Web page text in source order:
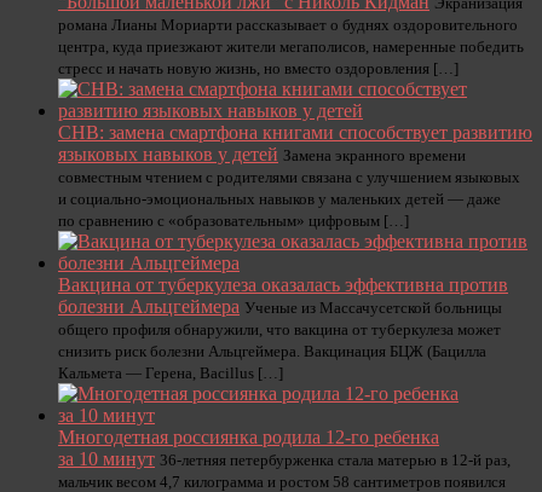
романа Лианы Мориарти рассказывает о буднях оздоровительного
центра, куда приезжают жители мегаполисов, намеренные победить
стресс и начать новую жизнь, но вместо оздоровления […]
CHB: замена смартфона книгами способствует развитию
языковых навыков у детей Замена экранного времени
совместным чтением с родителями связана с улучшением языковых
и социально-эмоциональных навыков у маленьких детей — даже
по сравнению с «образовательным» цифровым […]
Вакцина от туберкулеза оказалась эффективна против
болезни Альцгеймера Ученые из Массачусетской больницы
общего профиля обнаружили, что вакцина от туберкулеза может
снизить риск болезни Альцгеймера. Вакцинация БЦЖ (Бацилла
Кальмета — Герена, Bacillus […]
Многодетная россиянка родила 12-го ребенка
за 10 минут 36-летняя петербурженка стала матерью в 12-й раз,
мальчик весом 4,7 килограмма и ростом 58 сантиметров появился